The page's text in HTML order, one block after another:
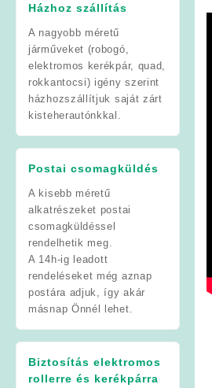
Házhoz szállítás
A nagyobb méretű
járműveket (robogó,
elektromos kerékpár, quad,
rokkantocsi) igény szerint
házhozszállítjuk saját zárt
kisteherautónkkal.
Postai csomagküldés
A kisebb méretű
alkatrészeket postai
csomagküldéssel
rendelhetik meg.
A 14h-ig leadott
rendeléseket még aznap
postára adjuk, így akár
másnap Önnél lehet.
Biztosítás elektromos
rollerre és kerékpárra